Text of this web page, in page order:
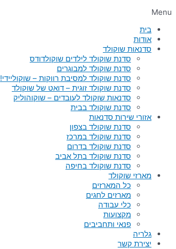
Menu
בית
אודות
סדנאות שוקולד
סדנת שוקולד לילדים שוקולדודס
סדנת שוקולד למבוגרים
סדנת שוקולד למסיבת רווקות – שוקוליידי!
סדנת שוקולד זוגית – דואט של שוקולד
סדנאות שוקולד לעובדים – שוקוהוליק
סדנת שוקולד בבית
אזורי שירות סדנאות
סדנת שוקולד בצפון
סדנת שוקולד במרכז
סדנת שוקולד בדרום
סדנת שוקולד בתל אביב
סדנת שוקולד בחיפה
מארזי שוקולד
כל המארזים
מארזים לחגים
כלי עבודה
מקצועות
פנאי ותחביבים
גלריה
יצירת קשר